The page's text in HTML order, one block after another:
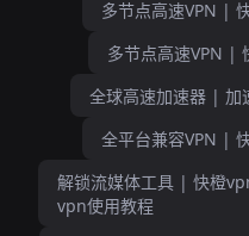
多节点高速VPN |
多节点高速VPN |
全球高速加速器 | 加
全平台兼容VPN |
解锁流媒体工具 | 快橙
vpn使用教程